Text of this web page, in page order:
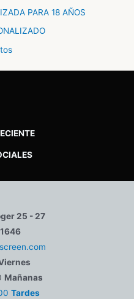
PARA 18 AÑOS
25 - 27
Mañanas
Tardes